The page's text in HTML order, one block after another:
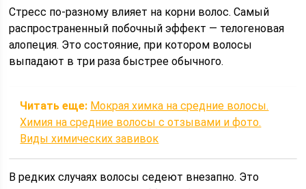
Стресс по-разному влияет на корни волос. Самый
распространенный побочный эффект — телогеновая
алопеция. Это состояние, при котором волосы
выпадают в три раза быстрее обычного.
Читать еще: Мокрая химка на средние волосы.
Химия на средние волосы с отзывами и фото.
Виды химических завивок
В редких случаях волосы седеют внезапно. Это